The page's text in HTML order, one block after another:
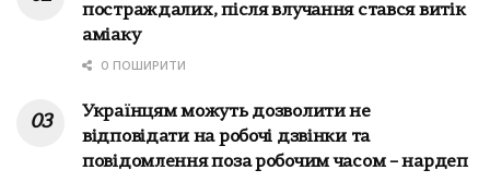
постраждалих, після влучання стався витік
аміаку
0 ПОШИРИТИ
Українцям можуть дозволити не
відповідати на робочі дзвінки та
повідомлення поза робочим часом – нардеп